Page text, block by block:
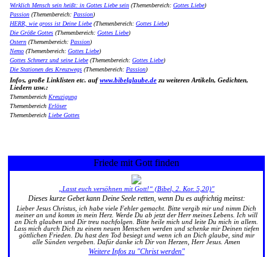
Wirklich Mensch sein heißt: in Gottes Liebe sein (Themenbereich: Gottes Liebe)
Passion (Themenbereich: Passion)
HERR, wie gross ist Deine Liebe(Themenbereich: Gottes Liebe)
Die Größe Gottes (Themenbereich: Gottes Liebe)
Ostern (Themenbereich: Passion)
Nemo (Themenbereich: Gottes Liebe)
Gottes Schmerz und seine Liebe(Themenbereich: Gottes Liebe)
Die Stationen des Kreuzwegs (Themenbereich: Passion)
Infos, große Linklisten etc. aufwww.bibelglaube.de zu weiteren Artikeln, Gedichten,
Liedern usw.:
Themenbereich Kreuzigung
Themenbereich Erlöser
Themenbereich Liebe Gottes
Friede mit Gott finden
„Lasst euch versöhnen mit Gott!“ (Bibel, 2. Kor. 5,20)"
Dieses kurze Gebet kann Deine Seele retten, wenn Du es aufrichtig meinst:
Lieber Jesus Christus, ich habe viele Fehler gemacht. Bitte vergib mir und nimm Dich
meiner an und komm in mein Herz. Werde Du ab jetzt der Herr meines Lebens. Ich will
an Dich glauben und Dir treu nachfolgen. Bitte heile mich und leite Du mich in allem.
Lass mich durch Dich zu einem neuen Menschen werden und schenke mir Deinen tiefen
göttlichen Frieden. Du hast den Tod besiegt und wenn ich an Dich glaube, sind mir
alle Sünden vergeben. Dafür danke ich Dir von Herzen, Herr Jesus. Amen
Weitere Infos zu "Christ werden"